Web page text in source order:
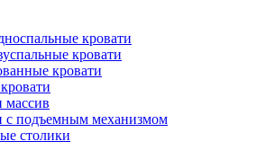
кровати
кровати
кровати
массив
с подъемным механизмом
столики